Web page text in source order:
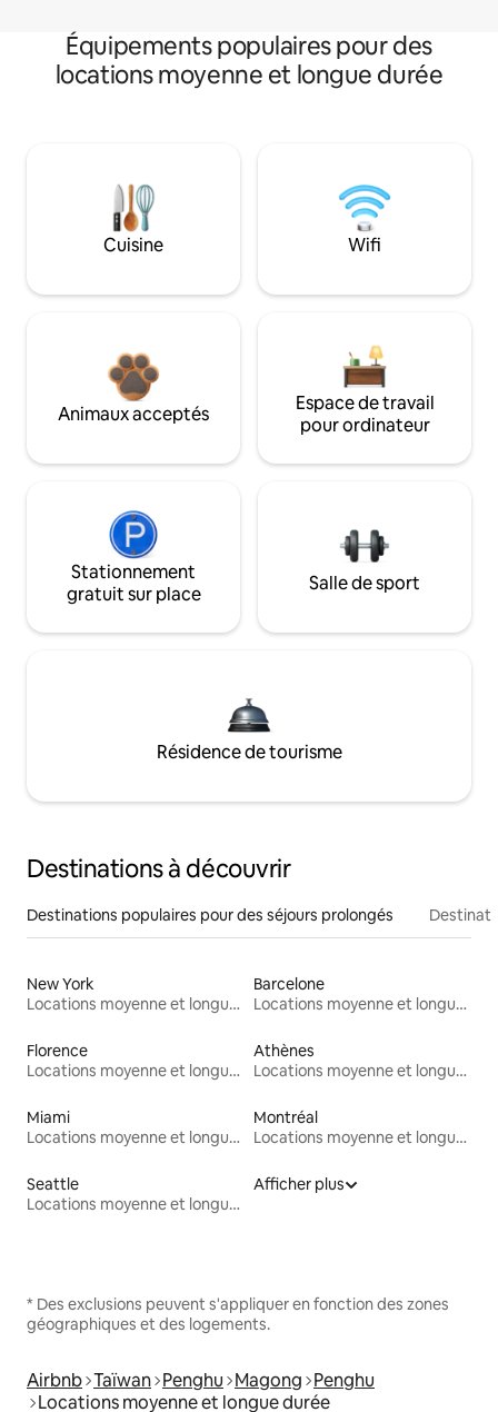
Équipements populaires pour des
locations moyenne et longue durée
Cuisine Wifi
Animaux acceptés
Espace de travail
pour ordinateur
Stationnement
gratuit sur place
Salle de sport
Résidence de tourisme
Destinations à découvrir
Destinations populaires pour des séjours prolongés
New York
Locations moyenne et longue durée
Barcelone
Locations moyenne et longue durée
Florence
Locations moyenne et longue durée
Athènes
Locations moyenne et longue durée
Miami
Locations moyenne et longue durée
Montréal
Locations moyenne et longue durée
Seattle
Locations moyenne et longue durée
Afficher plus
* Des exclusions peuvent s'appliquer en fonction des zones
géographiques et des logements.
Airbnb Taïwan Penghu Magong Penghu
Locations moyenne et longue durée